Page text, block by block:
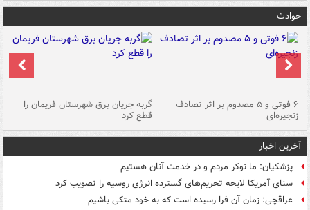
حوادث
۶ فوتی و ۵ مصدوم بر اثر تصادف
زنجیره‌ای
گربه جریان برق شهرستان فریمان را
قطع کرد
آخرین اخبار
پزشکیان: ما نوکر مردم و در خدمت آنان هستیم
سنای آمریکا لایحه تحریم‌های گسترده انرژی روسیه را تصویب کرد
عراقچی: زمان آن فرا رسیده است که به خود متکی باشیم